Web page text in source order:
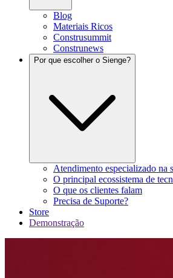
Blog
Materiais Ricos
Construsummit
Construnews
Por que escolher o Sienge?
Atendimento especializado na
O principal ecossistema de
O que os clientes falam
Precisa de Suporte?
Store
Demonstração